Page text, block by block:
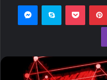
پینتریست پاکت اسکایپ
وایبر